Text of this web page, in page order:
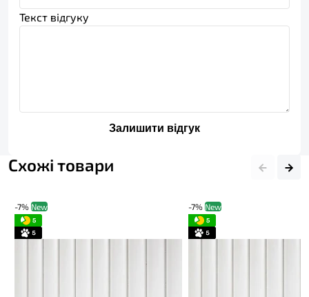
Текст відгуку
Залишити відгук
Схожі товари
-7% New -7% New